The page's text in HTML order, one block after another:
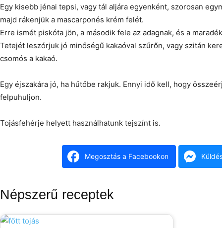
Egy kisebb jénai tepsi, vagy tál aljára egyenként, szorosan
majd rákenjük a mascarponés krém felét.
Erre ismét piskóta jön, a második fele az adagnak, és a
Tetejét leszórjuk jó minőségű kakaóval szűrőn, vagy szitán
csomós a kakaó.
Egy éjszakára jó, ha hűtőbe rakjuk. Ennyi idő kell, hogy
felpuhuljon.
Tojásfehérje helyett használhatunk tejszínt is.
Megosztás a Facebookon
Népszerű receptek